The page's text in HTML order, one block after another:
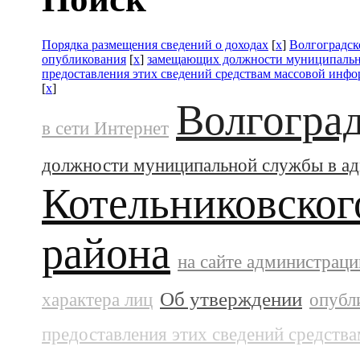
Порядка размещения сведений о доходах [x]
опубликования [x] замещающих должности
предоставления этих сведений средствам массовой
[x]
в сети Интернет
должности муниципальной службы в
района на сайте
характера лиц Об утверждении
предоставления этих сведений